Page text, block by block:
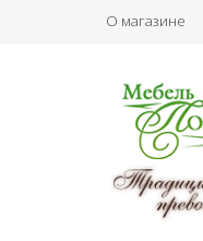
О магазине